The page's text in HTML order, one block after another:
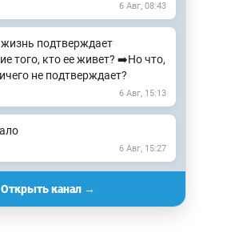
6 Авг, 08:43
подтверждает
того, кто ее живет? ➡️Но что,
не подтверждает?
6 Авг, 15:13
6 Авг, 15:27
Открыть канал →